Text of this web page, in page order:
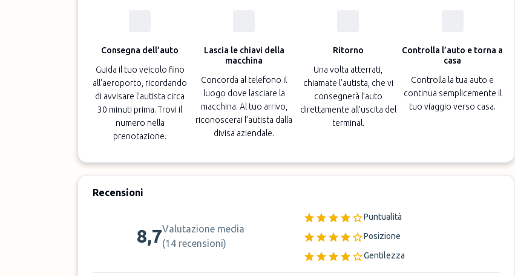
Consegna dell’auto
Guida il tuo veicolo fino
all'aeroporto, ricordando
di avvisare l’autista circa
30 minuti prima. Trovi il
numero nella
prenotazione.
Lascia le chiavi della
macchina
Concorda al telefono il
luogo dove lasciare la
macchina. Al tuo arrivo,
riconoscerai l’autista dalla
divisa aziendale.
Ritorno
Una volta atterrati,
chiamate l’autista, che vi
consegnerà l’auto
direttamente all’uscita del
terminal.
Controlla l’auto e torna a
casa
Controlla la tua auto e
continua semplicemente il
tuo viaggio verso casa.
Recensioni
8,7Valutazione media
(14 recensioni)
Puntualità
Posizione
Gentilezza